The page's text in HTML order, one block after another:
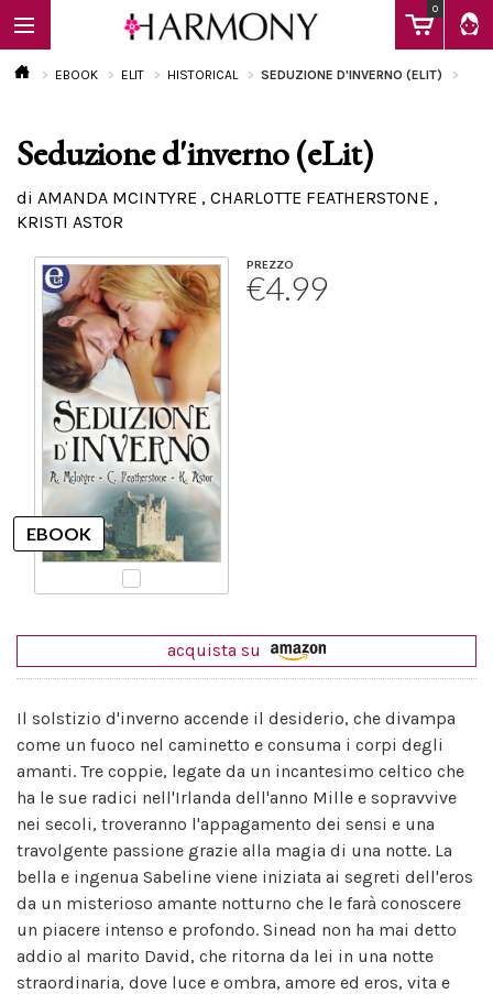
0
EBOOK
LIBRI
Calendario
EBOOK ELIT HISTORICAL SEDUZIONE D'INVERNO (ELIT)
Seduzione d'inverno (eLit)
di AMANDA MCINTYRE , CHARLOTTE FEATHERSTONE ,
KRISTI ASTOR
PREZZO
€4.99
acquista su
Il solstizio d'inverno accende il desiderio, che divampa
come un fuoco nel caminetto e consuma i corpi degli
amanti. Tre coppie, legate da un incantesimo celtico che
ha le sue radici nell'Irlanda dell'anno Mille e sopravvive
nei secoli, troveranno l'appagamento dei sensi e una
travolgente passione grazie alla magia di una notte. La
bella e ingenua Sabeline viene iniziata ai segreti dell'eros
da un misterioso amante notturno che le farà conoscere
un piacere intenso e profondo. Sinead non ha mai detto
addio al marito David, che ritorna da lei in una notte
straordinaria, dove luce e ombra, amore ed eros, vita e